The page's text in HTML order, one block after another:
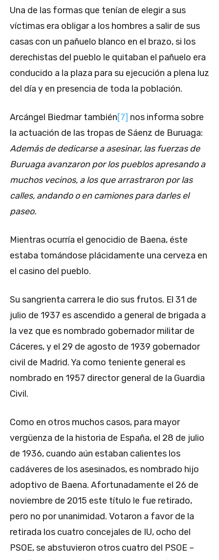
Una de las formas que tenían de elegir a sus
víctimas era obligar a los hombres a salir de sus
casas con un pañuelo blanco en el brazo, si los
derechistas del pueblo le quitaban el pañuelo era
conducido a la plaza para su ejecución a plena luz
del día y en presencia de toda la población.
Arcángel Biedmar también[7] nos informa sobre
la actuación de las tropas de Sáenz de Buruaga:
Además de dedicarse a asesinar, las fuerzas de
Buruaga avanzaron por los pueblos apresando a
muchos vecinos, a los que arrastraron por las
calles, andando o en camiones para darles el
paseo.
Mientras ocurría el genocidio de Baena, éste
estaba tomándose plácidamente una cerveza en
el casino del pueblo.
Su sangrienta carrera le dio sus frutos. El 31 de
julio de 1937 es ascendido a general de brigada a
la vez que es nombrado gobernador militar de
Cáceres, y el 29 de agosto de 1939 gobernador
civil de Madrid. Ya como teniente general es
nombrado en 1957 director general de la Guardia
Civil.
Como en otros muchos casos, para mayor
vergüenza de la historia de España, el 28 de julio
de 1936, cuando aún estaban calientes los
cadáveres de los asesinados, es nombrado hijo
adoptivo de Baena. Afortunadamente el 26 de
noviembre de 2015 este título le fue retirado,
pero no por unanimidad. Votaron a favor de la
retirada los cuatro concejales de IU, ocho del
PSOE, se abstuvieron otros cuatro del PSOE –